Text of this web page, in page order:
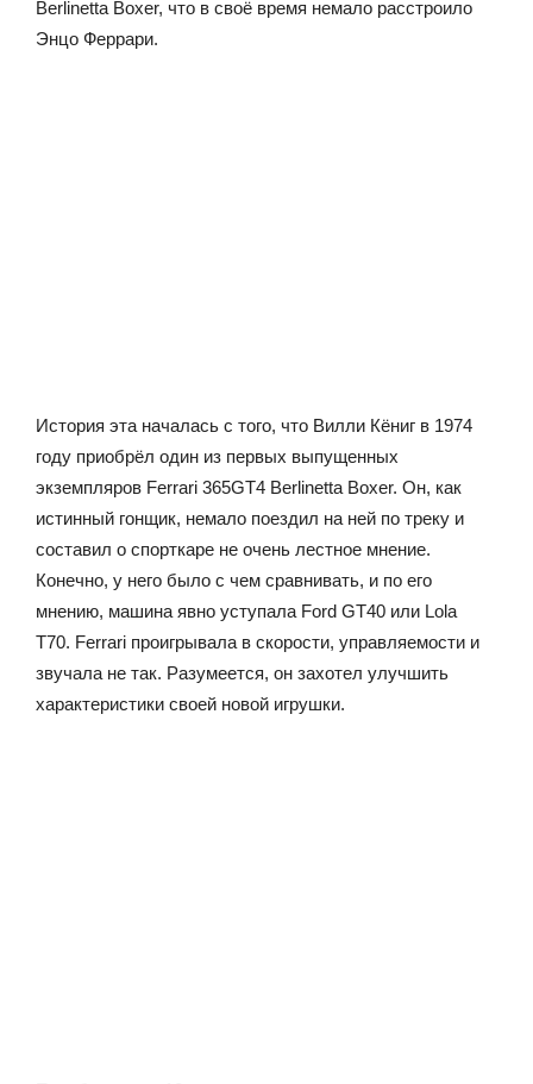
Berlinetta Boxer, что в своё время немало расстроило
Энцо Феррари.
История эта началась с того, что Вилли Кёниг в 1974
году приобрёл один из первых выпущенных
экземпляров Ferrari 365GT4 Berlinetta Boxer. Он, как
истинный гонщик, немало поездил на ней по треку и
составил о спорткаре не очень лестное мнение.
Конечно, у него было с чем сравнивать, и по его
мнению, машина явно уступала Ford GT40 или Lola
T70. Ferrari проигрывала в скорости, управляемости и
звучала не так. Разумеется, он захотел улучшить
характеристики своей новой игрушки.